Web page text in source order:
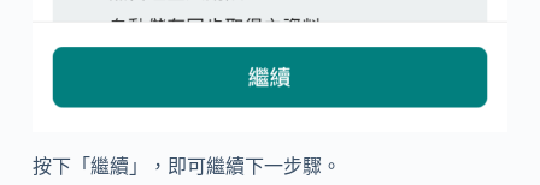
按下「繼續」，即可繼續下一步驟。